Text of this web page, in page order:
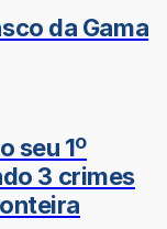
da Gama
seu 1º
3 crimes